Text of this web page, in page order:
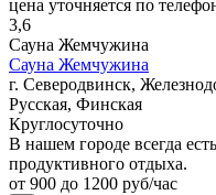
цена уточняется по
3,6
Сауна Жемчужина
Сауна Жемчужина
г. Северодвинск,
Русская, Финская
Круглосуточно
В нашем городе всегда
продуктивного отдыха.
от 900 до 1200 руб/час